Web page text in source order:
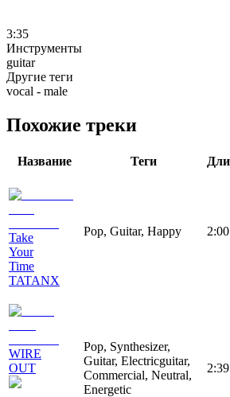
3:35
Инструменты
guitar
Другие теги
vocal - male
Похожие треки
Название Теги
Take
Your
Time
TATANX
Pop, Guitar, Happy 2:00
WIRE
OUT
Pop, Synthesizer,
Guitar, Electricguitar,
Commercial, Neutral,
Energetic
2:39